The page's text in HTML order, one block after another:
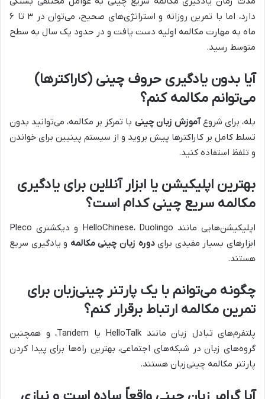
دارد، اما با تمرین روزانه و استراتژی‌های صحیح، می‌توان در ۳ تا ۶
ماه به مهارت مکالمه اولیه دست یافت و در حدود یک سال به سطح
متوسط رسید.
آیا بدون یادگیری حروف چینی (کاراکترها)
می‌توانم مکالمه کنم؟
بله، برای شروعآموزش زبان چینی با تمرکز بر مکالمه، می‌توانید بدون
تسلط کامل بر کاراکترها پیش بروید و از سیستم پینیین برای خواندن
و تلفظ استفاده کنید.
بهترین اپلیکیشن یا ابزار آنلاین برای یادگیری
مکالمه سریع چینی کدام است؟
اپلیکیشن‌هایی مانند HelloChinese، Duolingo و دیکشنری Pleco
ابزارهای بسیار مفیدی برایدوره زبان چینی مکالمه و یادگیری سریع
هستند.
چگونه می‌توانم با یک پارتنر چینی‌زبان برای
تمرین مکالمه ارتباط برقرار کنم؟
پلتفرم‌های تبادل زبان مانند HelloTalk یا Tandem، و همچنین
گروه‌های زبان در شبکه‌های اجتماعی، بهترین راه‌ها برای پیدا کردن
پارتنر مکالمه چینی‌زبان هستند.